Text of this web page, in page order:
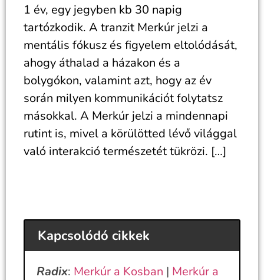
1 év, egy jegyben kb 30 napig
tartózkodik. A tranzit Merkúr jelzi a
mentális fókusz és figyelem eltolódását,
ahogy áthalad a házakon és a
bolygókon, valamint azt, hogy az év
során milyen kommunikációt folytatsz
másokkal. A Merkúr jelzi a mindennapi
rutint is, mivel a körülötted lévő világgal
való interakció természetét tükrözi. […]
Kapcsolódó cikkek
Radix: Merkúr a Kosban | Merkúr a